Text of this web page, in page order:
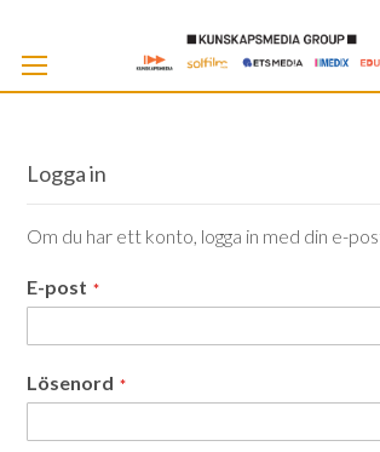
Logga in
Om du har ett konto, logga in med din e-
E-post
Lösenord